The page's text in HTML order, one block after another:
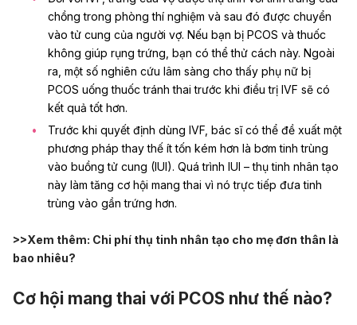
chồng trong phòng thí nghiệm và sau đó được chuyển
vào tử cung của người vợ. Nếu bạn bị PCOS và thuốc
không giúp rụng trứng, bạn có thể thử cách này. Ngoài
ra, một số nghiên cứu lâm sàng cho thấy phụ nữ bị
PCOS uống thuốc tránh thai trước khi điều trị IVF sẽ có
kết quả tốt hơn.
Trước khi quyết định dùng IVF, bác sĩ có thể đề xuất một
phương pháp thay thế ít tốn kém hơn là bơm tinh trùng
vào buồng tử cung (IUI). Quá trình IUI –thụ tinh nhân tạo
này làm tăng cơ hội mang thai vì nó trực tiếp đưa tinh
trùng vào gần trứng hơn.
>>Xem thêm: Chi phí thụ tinh nhân tạo cho mẹ đơn thân là
bao nhiêu?
Cơ hội mang thai với PCOS như thế nào?